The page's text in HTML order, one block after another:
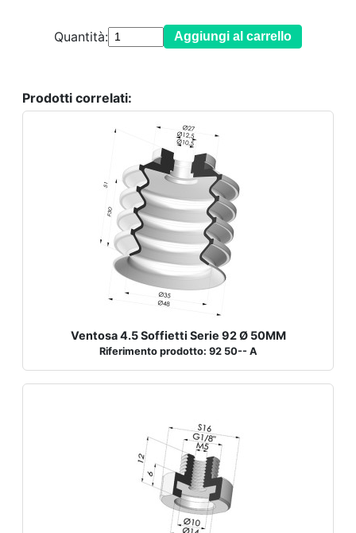
Quantità: Aggiungi al carrello
Prodotti correlati:
Ventosa 4.5 Soffietti Serie 92 Ø 50MM
Riferimento prodotto: 92 50-- A